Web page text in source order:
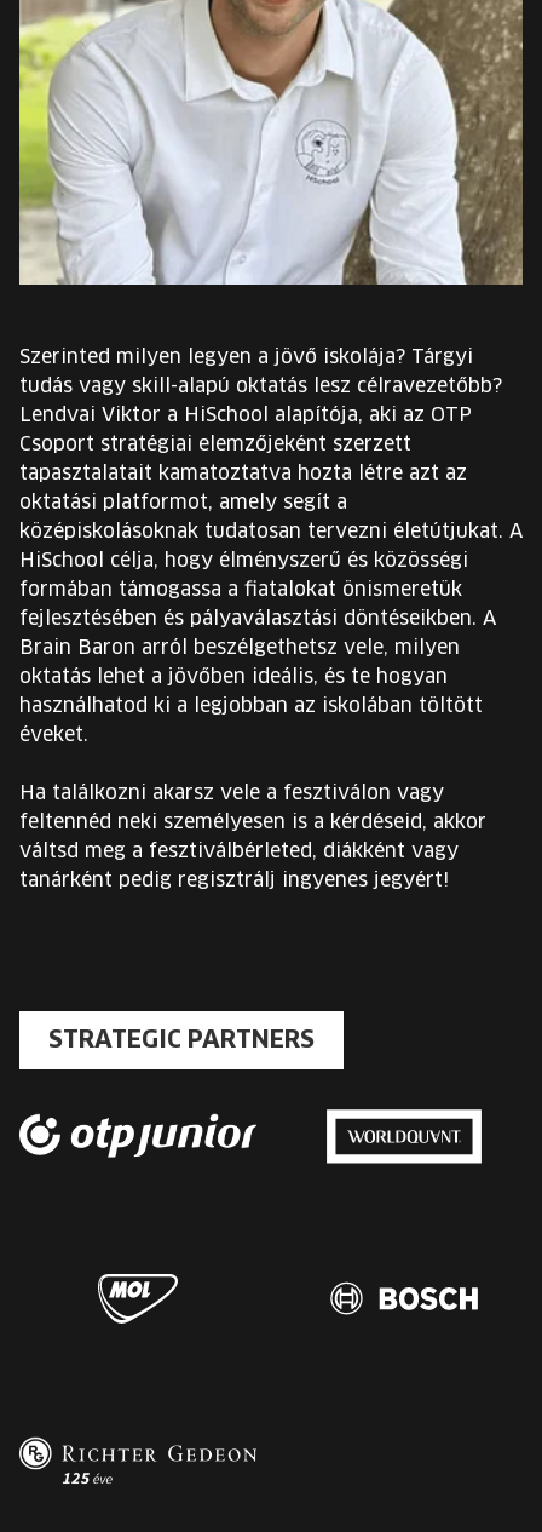
EURÓPA JÖVŐFESZTIVÁLJA
ELŐADÓK
INGYENES DIÁK- ÉS TANÁRREGISZTRÁCIÓ
JEGYEK
KOSÁR
EN
Change
language:
EN
Szerinted milyen legyen a jövő iskolája? Tárgyi
tudás vagy skill-alapú oktatás lesz célravezetőbb?
Lendvai Viktor a HiSchool alapítója, aki az OTP
Csoport stratégiai elemzőjeként szerzett
tapasztalatait kamatoztatva hozta létre azt az
oktatási platformot, amely segít a
középiskolásoknak tudatosan tervezni életútjukat. A
HiSchool célja, hogy élményszerű és közösségi
formában támogassa a fiatalokat önismeretük
fejlesztésében és pályaválasztási döntéseikben. A
Brain Baron arról beszélgethetsz vele, milyen
oktatás lehet a jövőben ideális, és te hogyan
használhatod ki a legjobban az iskolában töltött
éveket.
Ha találkozni akarsz vele a fesztiválon vagy
feltennéd neki személyesen is a kérdéseid, akkor
váltsd meg a fesztiválbérleted, diákként vagy
tanárként pedig regisztrálj ingyenes jegyért!
STRATEGIC PARTNERS